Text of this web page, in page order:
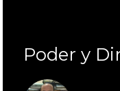
Poder y